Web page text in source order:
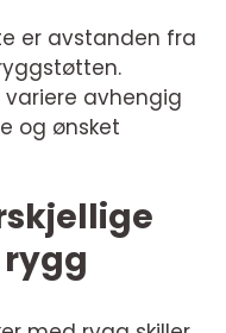
er avstanden fra
avhengig
og ønsket